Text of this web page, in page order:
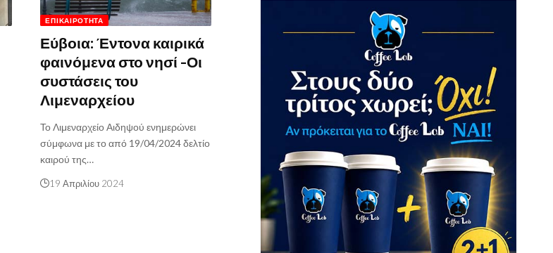
ΕΠΙΚΑΙΡΌΤΗΤΑ
Εύβοια: Έντονα καιρικά
φαινόμενα στο νησί -Οι
συστάσεις του
Λιμεναρχείου
Το Λιμεναρχείο Αιδηψού ενημερώνει
σύμφωνα με το από 19/04/2024 δελτίο
καιρού της…
19 Απριλίου 2024